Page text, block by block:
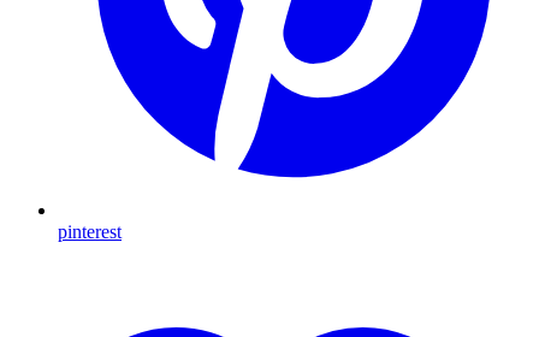
pinterest